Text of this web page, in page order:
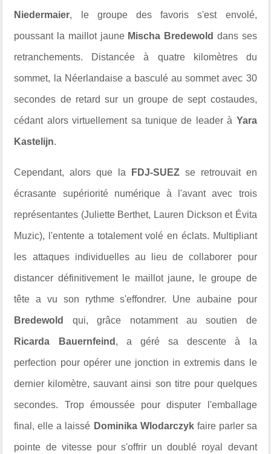
Niedermaier, le groupe des favoris s'est envolé,
poussant la maillot jaune Mischa Bredewold dans ses
retranchements. Distancée à quatre kilomètres du
sommet, la Néerlandaise a basculé au sommet avec 30
secondes de retard sur un groupe de sept costaudes,
cédant alors virtuellement sa tunique de leader à Yara
Kastelijn.
Cependant, alors que la FDJ-SUEZse retrouvait en
écrasante supériorité numérique à l'avant avec trois
représentantes (Juliette Berthet, Lauren Dickson et Évita
Muzic), l'entente a totalement volé en éclats. Multipliant
les attaques individuelles au lieu de collaborer pour
distancer définitivement le maillot jaune, le groupe de
tête a vu son rythme s'effondrer. Une aubaine pour
Bredewold qui, grâce notamment au soutien de
Ricarda Bauernfeind , a géré sa descente à la
perfection pour opérer une jonction in extremis dans le
dernier kilomètre, sauvant ainsi son titre pour quelques
secondes. Trop émoussée pour disputer l'emballage
final, elle a laissé Dominika Wlodarczykfaire parler sa
pointe de vitesse pour s'offrir un doublé royal devant